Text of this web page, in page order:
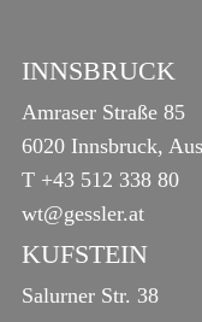
INNSBRUCK
Amraser Straße 85
6020 Innsbruck,
T +43 512 338 80
wt@gessler.at
KUFSTEIN
Salurner Str. 38